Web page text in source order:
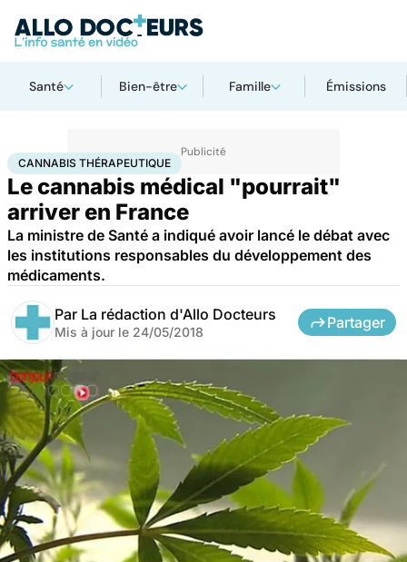
Santé Bien-être Famille Émissions
AccueilSantéCannabis thérapeutique
CANNABIS THÉRAPEUTIQUE
Le cannabis médical "pourrait"
arriver en France
La ministre de Santé a indiqué avoir lancé le débat avec
les institutions responsables du développement des
médicaments.
Par La rédaction d'Allo Docteurs
Mis à jour le 24/05/2018
Partager